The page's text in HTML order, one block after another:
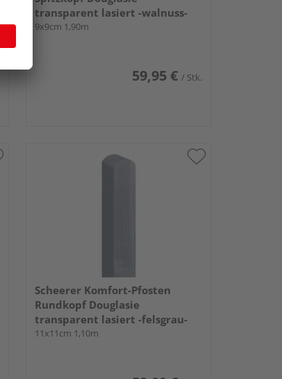
transparent lasiert -walnuss-
9x9cm 1,90m
59,95 € / Stk.
Scheerer Komfort-Pfosten
Rundkopf Douglasie
transparent lasiert -felsgrau-
11x11cm 1,10m